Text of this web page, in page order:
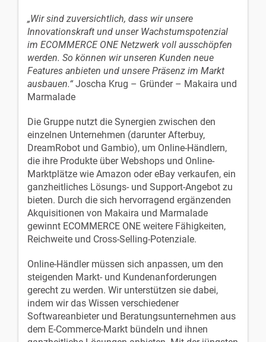
„Wir sind zuversichtlich, dass wir unsere
Innovationskraft und unser Wachstumspotenzial
im ECOMMERCE ONE Netzwerk voll ausschöpfen
werden. So können wir unseren Kunden neue
Features anbieten und unsere Präsenz im Markt
ausbauen.“Joscha Krug – Gründer – Makaira und
Marmalade
Die Gruppe nutzt die Synergien zwischen den
einzelnen Unternehmen (darunter Afterbuy,
DreamRobot und Gambio), um Online-Händlern,
die ihre Produkte über Webshops und Online-
Marktplätze wie Amazon oder eBay verkaufen, ein
ganzheitliches Lösungs- und Support-Angebot zu
bieten. Durch die sich hervorragend ergänzenden
Akquisitionen von Makaira und Marmalade
gewinnt ECOMMERCE ONE weitere Fähigkeiten,
Reichweite und Cross-Selling-Potenziale.
Online-Händler müssen sich anpassen, um den
steigenden Markt- und Kundenanforderungen
gerecht zu werden. Wir unterstützen sie dabei,
indem wir das Wissen verschiedener
Softwareanbieter und Beratungsunternehmen aus
dem E-Commerce-Markt bündeln und ihnen